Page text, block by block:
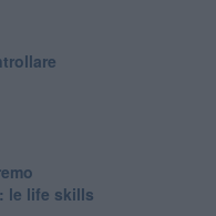
le life skills